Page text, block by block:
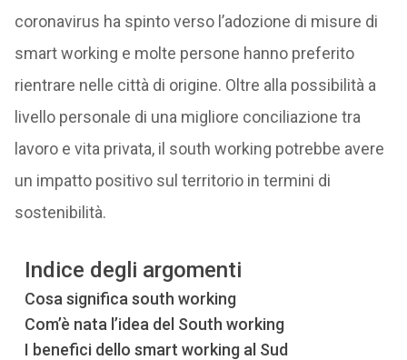
coronavirus ha spinto verso l’adozione di misure di
smart working e molte persone hanno preferito
rientrare nelle città di origine. Oltre alla possibilità a
livello personale di una migliore conciliazione tra
lavoro e vita privata, il south working potrebbe avere
un impatto positivo sul territorio in termini di
sostenibilità.
Indice degli argomenti
Cosa significa south working
Com’è nata l’idea del South working
I benefici dello smart working al Sud